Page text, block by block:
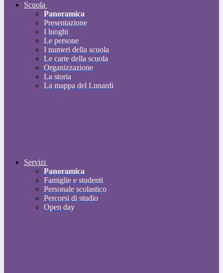
Scuola
Panoramica
Presentazione
I luoghi
Le persone
I numeri della scuola
Le carte della scuola
Organizzazione
La storia
La mappa del Lunardi
Servizi
Panoramica
Famiglie e studenti
Personale scolastico
Percorsi di studio
Open day